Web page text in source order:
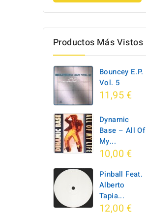
Productos Más Vistos
Bouncey E.P.
Vol. 5
11,95 €
Dynamic
Base ‎– All Of
My...
10,00 €
Pinball Feat.
Alberto
Tapia...
12,00 €